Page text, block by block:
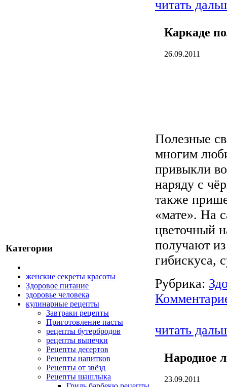
Категории
женские секреты красоты
Здоровое питание
здоровье человека
кулинарные рецепты
Завтраки рецепты
Приготовление пасты
рецепты бутербродов
рецепты выпечки
Рецепты десертов
Рецепты напитков
Рецепты от звёзд
Рецепты шашлыка
читать
Каркаде
26.09.2011
Полезные
многим
привыкли
наряду с
также
«мате». На
цветочный
получают
гибискуса,
Рубрика:
читать
Народное
23.09.2011